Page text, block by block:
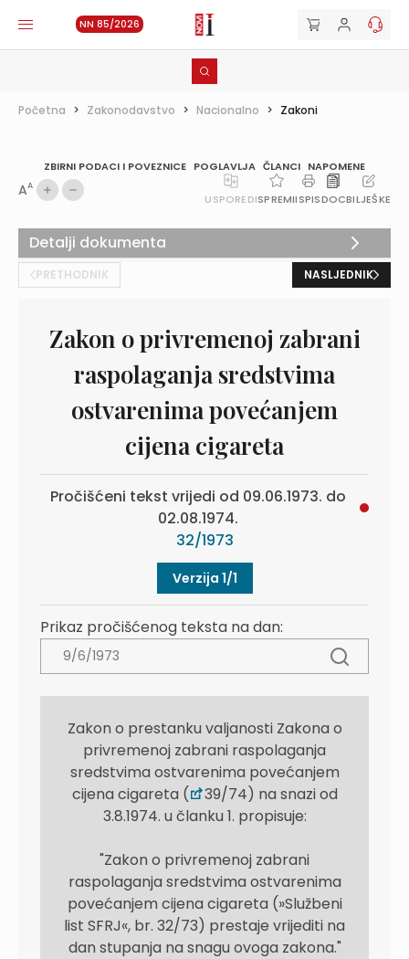
NN 85/2026
Početna > Zakonodavstvo > Nacionalno > Zakoni
ZBIRNI PODACI I POVEZNICE POGLAVLJA ČLANCI NAPOMENE
AA
USPOREDISPREMIISPISDOCBILJEŠKE
PRETHODNIK NASLJEDNIK
Zakon o privremenoj zabrani
raspolaganja sredstvima
ostvarenima povećanjem
cijena cigareta
Pročišćeni tekst vrijedi od 09.06.1973. do
02.08.1974.
32/1973
Verzija 1/1
Prikaz pročišćenog teksta na dan:
Zakon o prestanku valjanosti Zakona o
privremenoj zabrani raspolaganja
sredstvima ostvarenima povećanjem
cijena cigareta (
39/74) na snazi od
3.8.1974. u članku 1. propisuje:
"Zakon o privremenoj zabrani
raspolaganja sredstvima ostvarenima
povećanjem cijena cigareta (»Službeni
list SFRJ«, br. 32/73) prestaje vrijediti na
dan stupanja na snagu ovoga zakona."
Detalji dokumenta